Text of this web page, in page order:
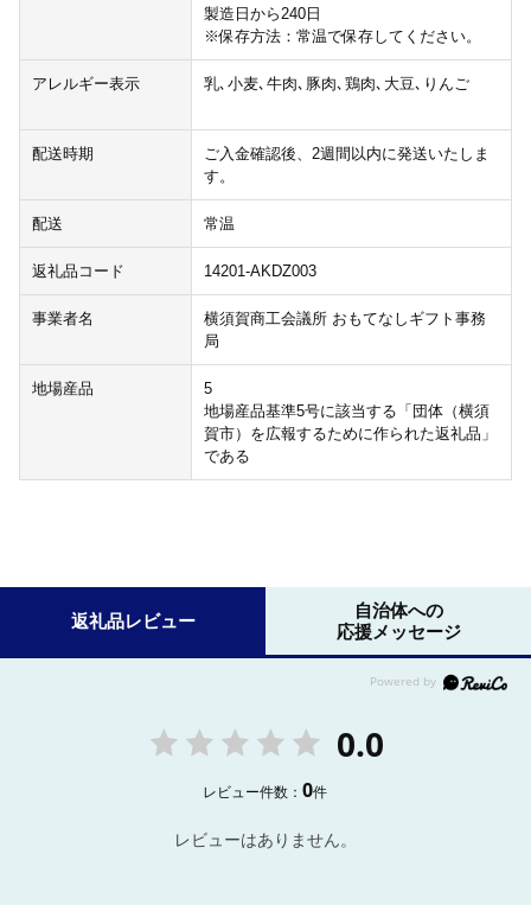
製造日から240日
※保存方法：常温で保存してください。
アレルギー表示 乳､小麦､牛肉､豚肉､鶏肉､大豆､りんご
配送時期
ご入金確認後、2週間以内に発送いたしま
す。
配送 常温
返礼品コード 14201-AKDZ003
事業者名
横須賀商工会議所 おもてなしギフト事務
局
地場産品
5
地場産品基準5号に該当する「団体（横須
賀市）を広報するために作られた返礼品」
である
返礼品レビュー
自治体への
応援メッセージ
0.0
レビュー件数：0件
レビューはありません。